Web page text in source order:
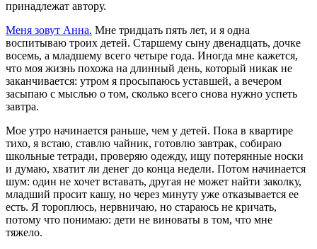
принадлежат автору.
Меня зовут Анна. Мне тридцать пять лет, и я одна
воспитываю троих детей. Старшему сыну двенадцать, дочке
восемь, а младшему всего четыре года. Иногда мне кажется,
что моя жизнь похожа на длинный день, который никак не
заканчивается: утром я просыпаюсь уставшей, а вечером
засыпаю с мыслью о том, сколько всего снова нужно успеть
завтра.
Мое утро начинается раньше, чем у детей. Пока в квартире
тихо, я встаю, ставлю чайник, готовлю завтрак, собираю
школьные тетради, проверяю одежду, ищу потерянные носки
и думаю, хватит ли денег до конца недели. Потом начинается
шум: один не хочет вставать, другая не может найти заколку,
младший просит кашу, но через минуту уже отказывается ее
есть. Я тороплюсь, нервничаю, но стараюсь не кричать,
потому что понимаю: дети не виноваты в том, что мне
тяжело.